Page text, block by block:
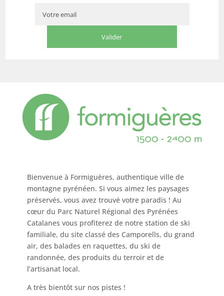
Bienvenue à Formiguères, authentique ville de
montagne pyrénéen. Si vous aimez les paysages
préservés, vous avez trouvé votre paradis ! Au
cœur du Parc Naturel Régional des Pyrénées
Catalanes vous profiterez de notre station de ski
familiale, du site classé des Camporells, du grand
air, des balades en raquettes, du ski de
randonnée, des produits du terroir et de
l’artisanat local.
A très bientôt sur nos pistes !